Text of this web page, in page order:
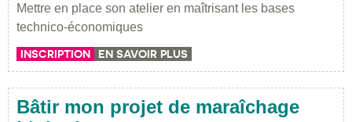
Mettre en place son atelier en maîtrisant les bases
technico-économiques
INSCRIPTION EN SAVOIR PLUS
Bâtir mon projet de maraîchage